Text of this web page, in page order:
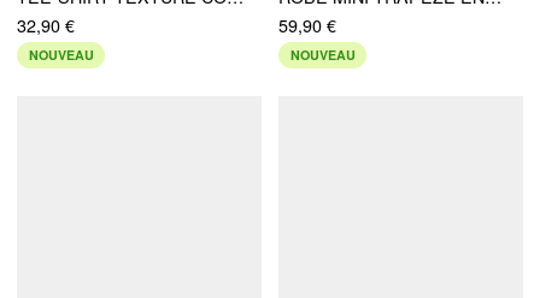
32,90 €
NOUVEAU
59,90 €
NOUVEAU